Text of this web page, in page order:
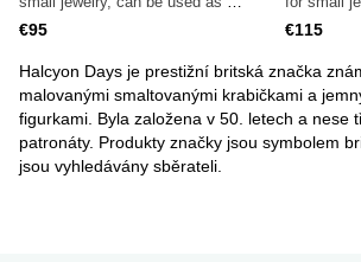
pillbox in the original box.
€95
a pillbox in
€115
Halcyon Days je prestižní britská značka
malovanými smaltovanými krabičkami a
figurkami. Byla založena v 50. letech a nese
patronáty. Produkty značky jsou symbolem
jsou vyhledávány sběrateli.